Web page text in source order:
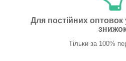
Для постійних оптовок
Тільки за 100%